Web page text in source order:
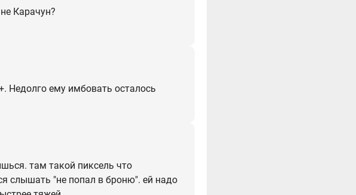
Карачун?
Недолго ему имбовать осталось
там такой пиксель что
слышать "не попал в броню". ей надо